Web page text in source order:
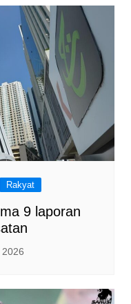
Rakyat
9 laporan